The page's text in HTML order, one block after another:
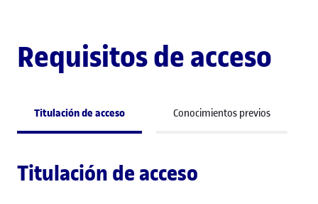
Requisitos de acceso
Titulación de acceso Conocimientos previos
Titulación de acceso